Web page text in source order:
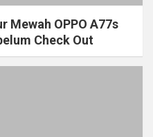
Mewah OPPO A77s
Check Out